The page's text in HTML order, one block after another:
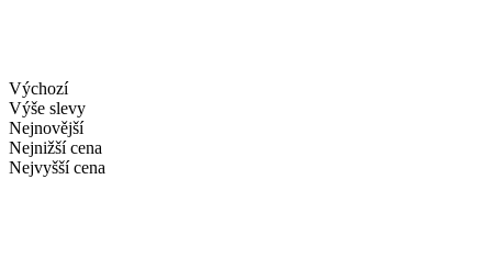
Výchozí
Výše slevy
Nejnovější
Nejnižší cena
Nejvyšší cena